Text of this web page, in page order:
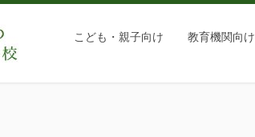
こども・親子向け 教育機関向け